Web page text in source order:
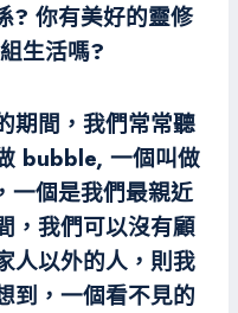
? 你有美好的靈修
生活嗎?
期間，我們常常聽
bubble, 一個叫做
一個是我們最親近
，我們可以沒有顧
人以外的人，則我
到，一個看不見的